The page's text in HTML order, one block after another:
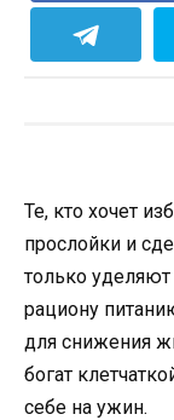
Те, кто хочет
прослойки и
только
рациону
для снижения
богат
себе на ужин.